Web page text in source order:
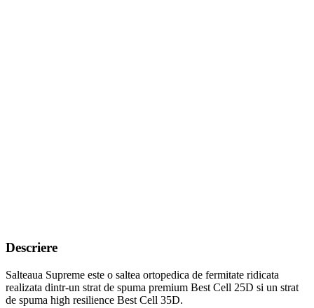
Descriere
Salteaua Supreme este o saltea ortopedica de fermitate ridicata
realizata dintr-un strat de spuma premium Best Cell 25D si un strat
de spuma high resilience Best Cell 35D.